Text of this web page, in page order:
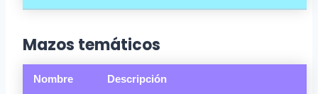
Mazos temáticos
Nombre Descripción